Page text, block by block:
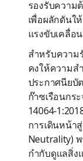
รองรับความ
เพื่อผลักดันใ
แรงขับเคลื่
สำหรับความ
คงให้ความส
ประกาศนียบั
ก๊าซเรือนกร
14064-
การเดินหน้า
Neutrality)
กำกับดูแลสิ่ง